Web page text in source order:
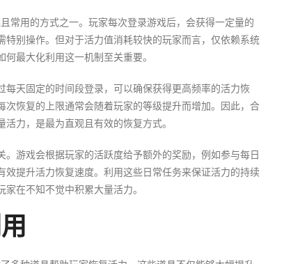
常用的方式之一。玩家每次登录游戏后，会获得一定量的
特别操作。但对于活力值消耗较快的玩家而言，仅依赖系统
最大化利用这一机制至关重要。
天固定的时间段登录，可以确保获得更高频率的活力恢
次恢复的上限通常会随着玩家的等级提升而增加。因此，合
力，是最为直观且有效的恢复方式。
游戏会根据玩家的活跃度给予额外的奖励，例如参与每日
提升活力恢复速度。利用这些日常任务来保证活力的持续
在不知不觉中积累大量活力。